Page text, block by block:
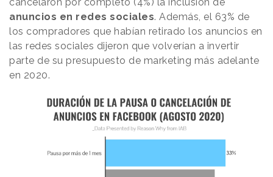
cancelaron por completo (4%) la inclusión de
anuncios en redes sociales. Además, el 63% de
los compradores que habían retirado los anuncios en
las redes sociales dijeron que volverían a invertir
parte de su presupuesto de marketing más adelante
en 2020.